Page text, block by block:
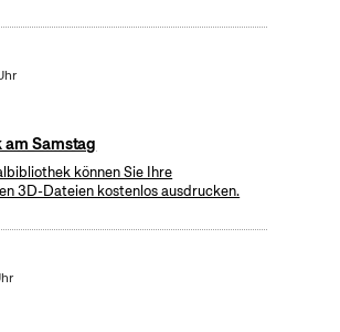
Samstag
können Sie Ihre
3D-Dateien kostenlos ausdrucken.